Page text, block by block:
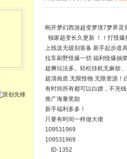
刚开梦幻西游超变梦境7梦界灵
独家超变长久更新 ！！打怪爆
上线送无级别装备 新手起步道
拉车刷野怪爆一切 福利怪爆抽
超爽玩法多。轻松挂机无麻烦
超清画质.无限怪物.无限资源！
有时间所有都可以白嫖，不充
推广海量奖励
新手福利多多！
只要有
ID-1352